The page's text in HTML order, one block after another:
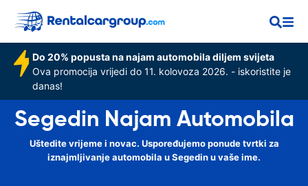
Do 20% popusta na najam automobila diljem svijeta
Ova promocija vrijedi do 11. kolovoza 2026. - iskoristite je
danas!
Segedin Najam Automobila
Uštedite vrijeme i novac. Uspoređujemo ponude tvrtki za
iznajmljivanje automobila u Segedin u vaše ime.